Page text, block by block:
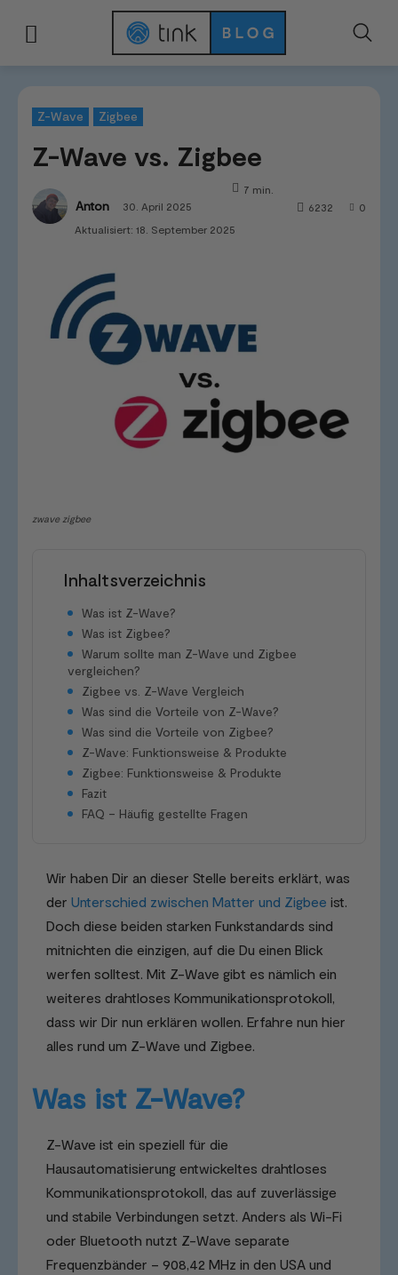
Z-Wave Zigbee
Z-Wave vs. Zigbee
Anton 30. April 2025 0
6232
7 min.
Aktualisiert: 18. September 2025
zwave zigbee
Inhaltsverzeichnis
Was ist Z-Wave?
Was ist Zigbee?
Warum sollte man Z-Wave und Zigbee
vergleichen?
Zigbee vs. Z-Wave Vergleich
Was sind die Vorteile von Z-Wave?
Was sind die Vorteile von Zigbee?
Z-Wave: Funktionsweise & Produkte
Zigbee: Funktionsweise & Produkte
Fazit
FAQ – Häufig gestellte Fragen
Wir haben Dir an dieser Stelle bereits erklärt, was
der Unterschied zwischen Matter und Zigbee ist.
Doch diese beiden starken Funkstandards sind
mitnichten die einzigen, auf die Du einen Blick
werfen solltest. Mit Z-Wave gibt es nämlich ein
weiteres drahtloses Kommunikationsprotokoll,
dass wir Dir nun erklären wollen. Erfahre nun hier
alles rund um Z-Wave und Zigbee.
Was ist Z-Wave?
Z-Wave ist ein speziell für die
Hausautomatisierung entwickeltes drahtloses
Kommunikationsprotokoll, das auf zuverlässige
und stabile Verbindungen setzt. Anders als Wi-Fi
oder Bluetooth nutzt Z-Wave separate
Frequenzbänder – 908,42 MHz in den USA und